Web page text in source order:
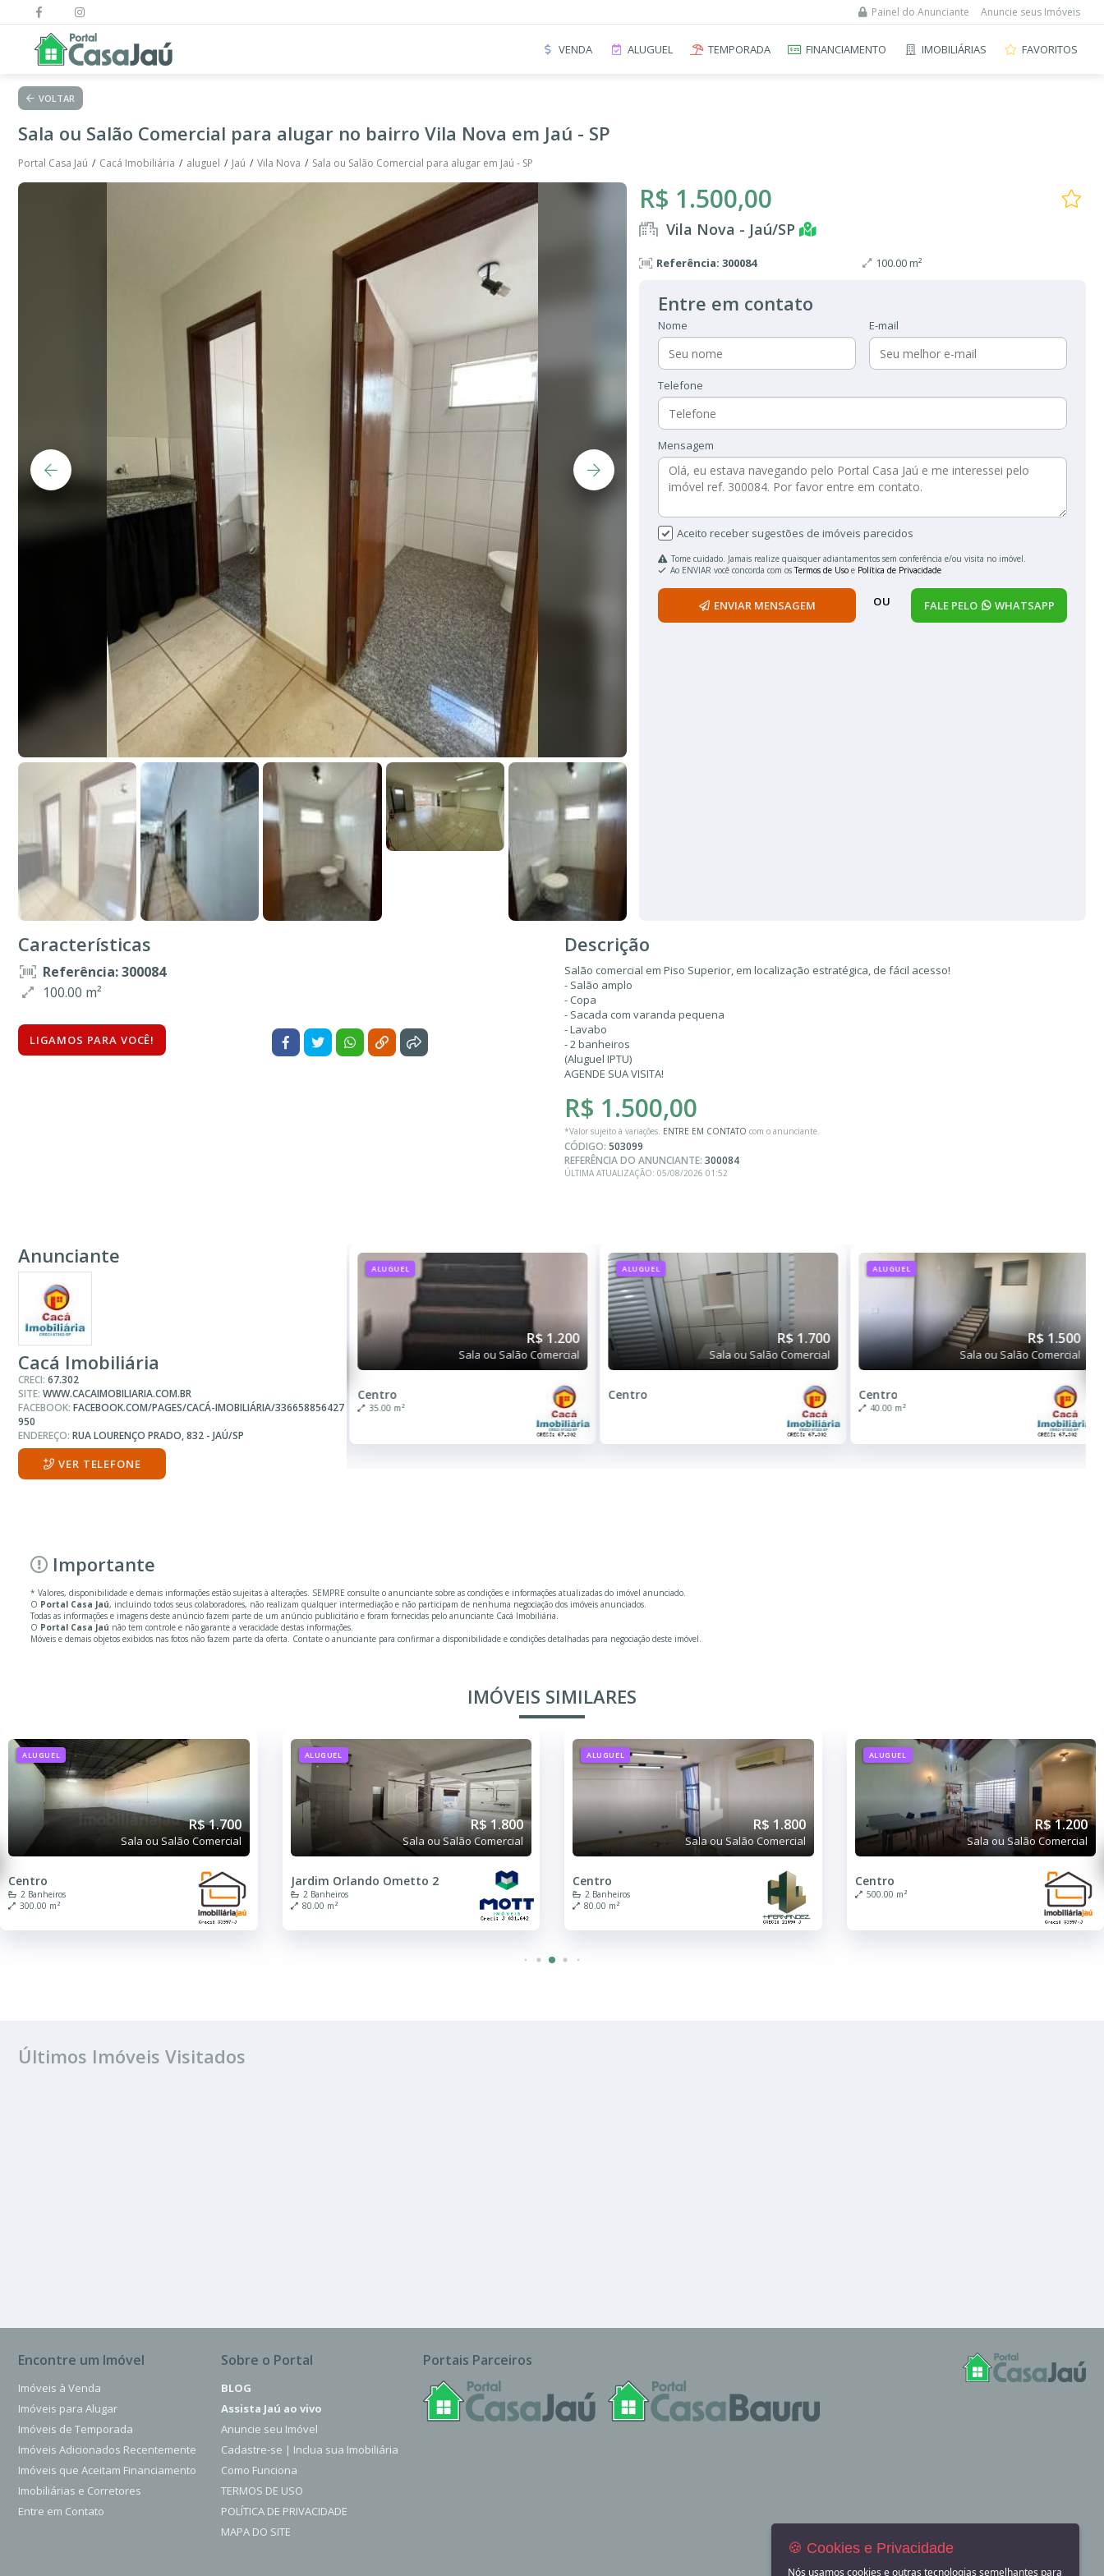
Painel do Anunciante Anuncie seus Imóveis
VENDA ALUGUEL TEMPORADA FINANCIAMENTO IMOBILIÁRIAS FAVORITOS
VOLTAR
Sala ou Salão Comercial para alugar no bairro Vila Nova em Jaú - SP
Portal Casa Jaú Cacá Imobiliária aluguel Jaú Vila Nova Sala ou Salão Comercial para alugar em Jaú - SP
R$ 1.500,00
Vila Nova - Jaú/SP
Referência: 300084 100.00 m²
Entre em contato
Nome E-mail
Telefone
Mensagem
Aceito receber sugestões de imóveis parecidos
Tome cuidado. Jamais realize quaisquer adiantamentos sem conferência e/ou visita no imóvel.
Ao ENVIAR você concorda com osTermos de Uso e Política de Privacidade
ENVIAR MENSAGEM OU FALE PELO WHATSAPP
Características
Referência: 300084
100.00 m²
LIGAMOS PARA VOCÊ!
Descrição
Salão comercial em Piso Superior, em localização estratégica, de fácil acesso!
- Salão amplo
- Copa
- Sacada com varanda pequena
- Lavabo
- 2 banheiros
(Aluguel IPTU)
AGENDE SUA VISITA!
R$ 1.500,00
*Valor sujeito à variações. ENTRE EM CONTATO com o anunciante.
CÓDIGO: 503099
REFERÊNCIA DO ANUNCIANTE: 300084
ÚLTIMA ATUALIZAÇÃO: 05/08/2026 01:52
Anunciante
Cacá Imobiliária
CRECI: 67.302
SITE: WWW.CACAIMOBILIARIA.COM.BR
FACEBOOK: FACEBOOK.COM/PAGES/CACÁ-IMOBILIÁRIA/336658856427
950
ENDEREÇO: RUA LOURENÇO PRADO, 832 - JAÚ/SP
VER TELEFONE
Vila Nova
100.00 m²
ALUGUEL
R$ 1.200
Sala ou Salão Comercial
Centro
35.00 m²
ALUGUEL
R$ 1.700
Sala ou Salão Comercial
Centro
ALUGUEL
R$ 1.500
Sala ou Salão Comercial
Centro
40.00 m²
Importante
* Valores, disponibilidade e demais informações estão sujeitas à alterações. SEMPRE consulte o anunciante sobre as condições e informações atualizadas do imóvel anunciado.
O Portal Casa Jaú, incluindo todos seus colaboradores, não realizam qualquer intermediação e não participam de nenhuma negociação dos imóveis anunciados.
Todas as informações e imagens deste anúncio fazem parte de um anúncio publicitário e foram fornecidas pelo anunciante Cacá Imobiliária.
O Portal Casa Jaú não tem controle e não garante a veracidade destas informações.
Móveis e demais objetos exibidos nas fotos não fazem parte da oferta. Contate o anunciante para confirmar a disponibilidade e condições detalhadas para negociação deste imóvel.
IMÓVEIS SIMILARES
ALUGUEL
R$ 1.700
Sala ou Salão Comercial
Centro
2 Banheiros
300.00 m²
ALUGUEL
R$ 1.800
Sala ou Salão Comercial
Jardim Orlando Ometto 2
2 Banheiros
80.00 m²
ALUGUEL
R$ 1.800
Sala ou Salão Comercial
Centro
2 Banheiros
80.00 m²
ALUGUEL
R$ 1.200
Sala ou Salão Comercial
Centro
500.00 m²
Últimos Imóveis Visitados
Encontre um Imóvel
Imóveis à Venda
Imóveis para Alugar
Imóveis de Temporada
Imóveis Adicionados Recentemente
Imóveis que Aceitam Financiamento
Imobiliárias e Corretores
Entre em Contato
Sobre o Portal
BLOG
Assista Jaú ao vivo
Anuncie seu Imóvel
Cadastre-se | Inclua sua Imobiliária
Como Funciona
TERMOS DE USO
POLÍTICA DE PRIVACIDADE
MAPA DO SITE
Portais Parceiros
🍪 Cookies e Privacidade
Nós usamos cookies e outras tecnologias semelhantes para